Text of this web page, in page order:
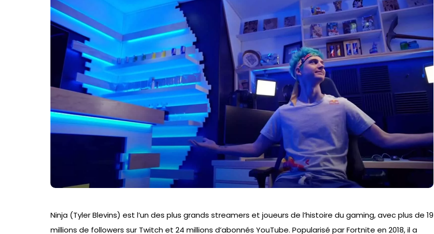
Ninja (Tyler Blevins) est l’un des plus grands streamers et joueurs de l’histoire du gaming, avec plus de 19
millions de followers sur Twitch et 24 millions d’abonnés YouTube. Popularisé par Fortnite en 2018, il a